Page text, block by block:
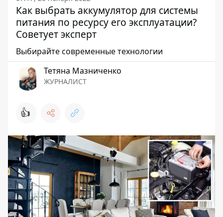
Как выбрать аккумулятор для системы
питания по ресурсу его эксплуатации?
Советует эксперт
Выбирайте современные технологии
Тетяна Мазниченко
ЖУРНАЛИСТ
👍